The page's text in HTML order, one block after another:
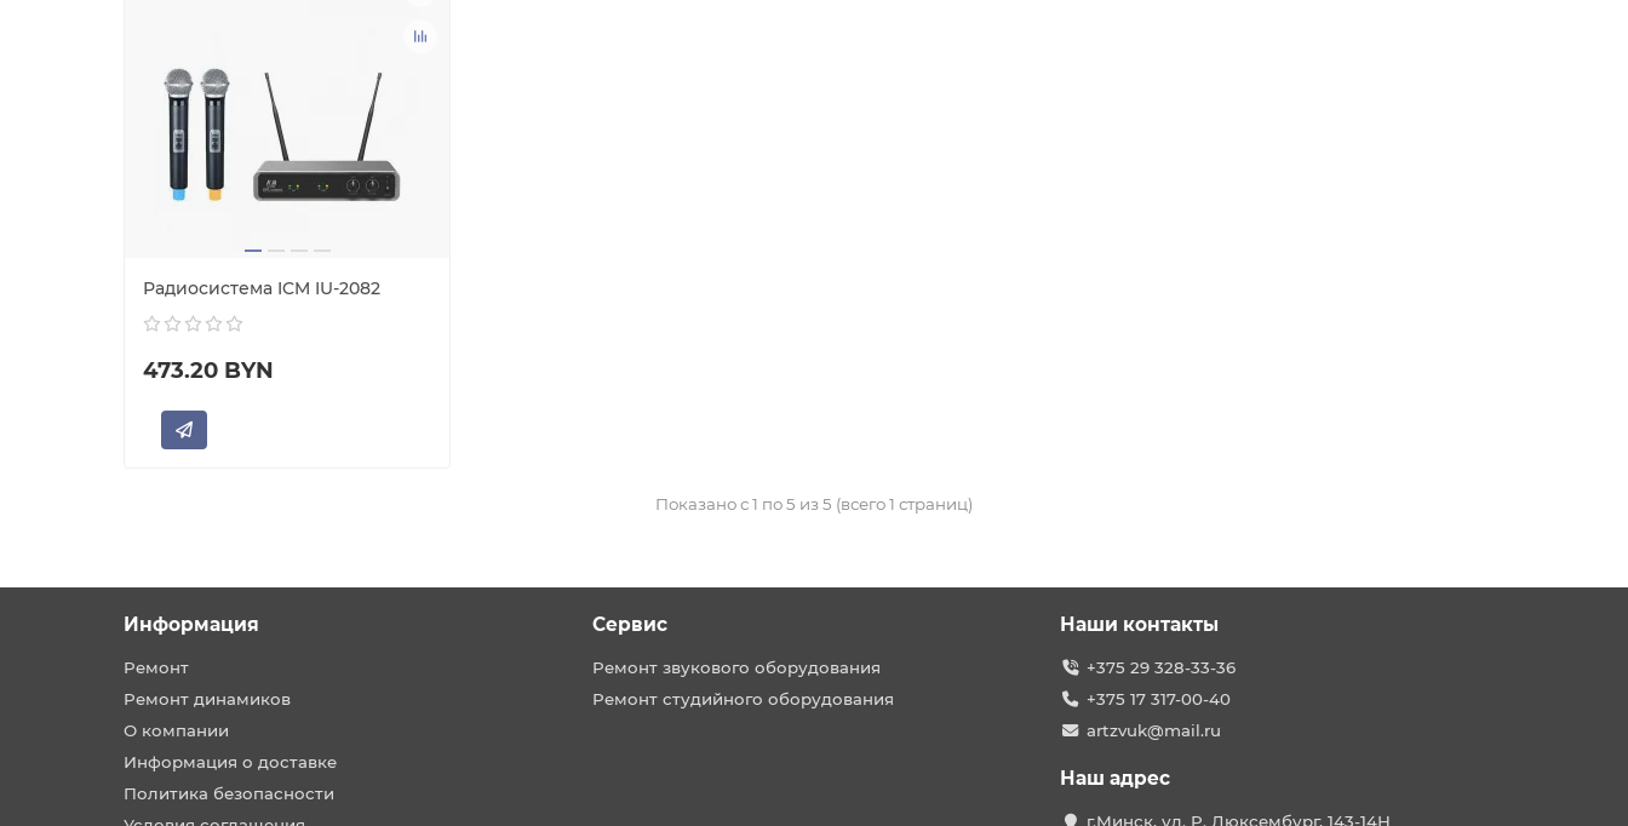
Радиосистема ICM IU-2082
473.20 BYN
Показано с 1 по 5 из 5 (всего 1 страниц)
Информация
Ремонт
Ремонт динамиков
О компании
Информация о доставке
Политика безопасности
Сервис
Ремонт звукового оборудования
Ремонт студийного оборудования
Наши контакты
+375 29 328-33-36
+375 17 317-00-40
artzvuk@mail.ru
Наш адрес
г.Минск, ул. Р. Люксембург, 143-14Н